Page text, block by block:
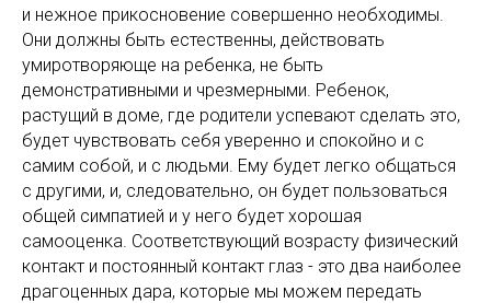
и нежное прикосновение совершенно необходимы.
Они должны быть естественны, действовать
умиротворяюще на ребенка, не быть
демонстративными и чрезмерными. Ребенок,
растущий в доме, где родители успевают сделать это,
будет чувствовать себя уверенно и спокойно и с
самим собой, и с людьми. Ему будет легко общаться
с другими, и, следовательно, он будет пользоваться
общей симпатией и у него будет хорошая
самооценка. Соответствующий возрасту физический
контакт и постоянный контакт глаз - это два наиболее
драгоценных дара, которые мы можем передать